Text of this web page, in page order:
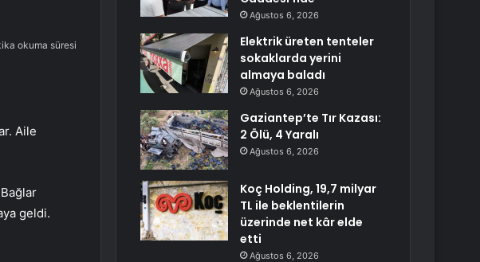
okuma süresi
Aile
geldi.
Ağustos 6, 2026
Elektrik üreten tenteler
sokaklarda yerini
almaya baladı
Ağustos 6, 2026
Gaziantep’te Tır Kazası:
2 Ölü, 4 Yaralı
Ağustos 6, 2026
Koç Holding, 19,7 milyar
TL ile beklentilerin
üzerinde net kâr elde
etti
Ağustos 6, 2026